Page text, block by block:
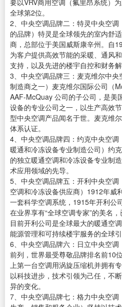
要以VRV商用空调（氟里昂系统）
全球第2位。
2、中央空调品牌二：特灵中央空
的品牌）特灵是全球领先的室内舒
商，总部位于美国威斯康辛州。自
为客户提供高效节能的采暖、通风
支持，以及先进的楼宇自控和财务解
3、中央空调品牌三：麦克维尔中
制造商之一）麦克维尔国际公司（
AAF-McQuay 公司的子公司，是美
设备的专业公司之一，以生产高效
型中央空调产品闻名于世。麦克维
体系认证。
4、中央空调品牌四：约克中央空
暖通和冷冻设备专业制造公司）约
的独立暖通空调和冷冻设备专业制
术应用领域的先导。
5、中央空调品牌五：开利中央空
空调和冷冻设备供应商）1912年威
一套科学空调系统，1915年开利公
在业界享有“全球空调专家”的美名
目前开利公司是全球最大的暖通空
能源管理和可持续楼宇服务的全球引
6、中央空调品牌六：日立中央空
前列，世界最受尊敬品牌排名前10
上第一台空调用涡旋压缩机并拥有
以科技进步，技术引领为己任，不
异的变化。
7、中央空调品牌七：格力中央空调